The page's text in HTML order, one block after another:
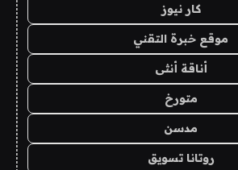
كار نيوز
موقع خبرة التقني
أناقة أنثى
متورخ
مدسن
روتانا تسويق